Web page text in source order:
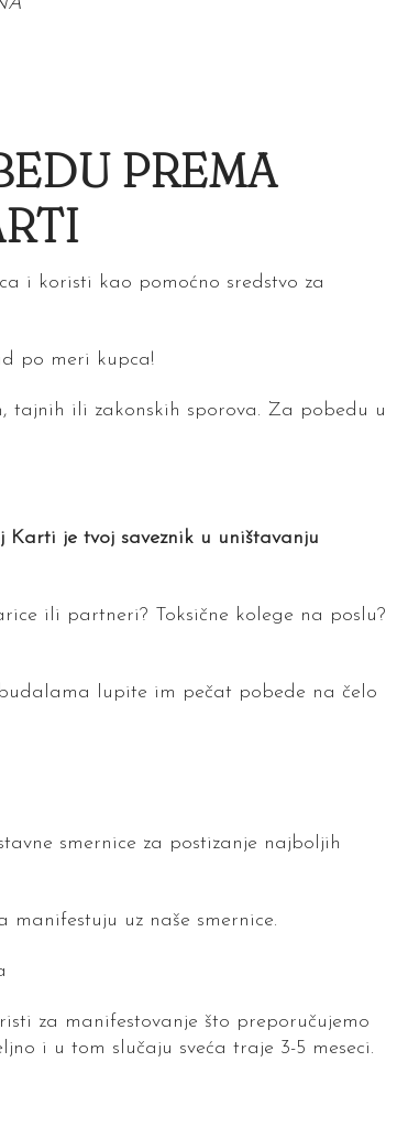
PREMA
i koristi kao pomoćno sredstvo za
po meri kupca!
tajnih ili zakonskih sporova. Za pobedu u
je tvoj saveznik u uništavanju
ili partneri? Toksične kolege na poslu?
lupite im pečat pobede na čelo
smernice za postizanje najboljih
manifestuju uz naše smernice.
za manifestovanje što preporučujemo
i u tom slučaju sveća traje 3-5 meseci.